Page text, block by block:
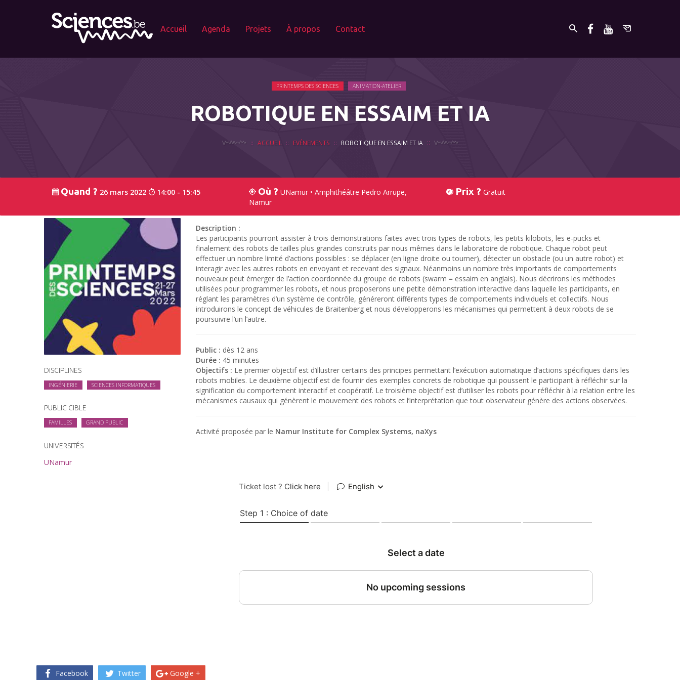
Accueil Agenda Projets À propos Contact
PRINTEMPS DES SCIENCES ANIMATION-ATELIER
ROBOTIQUE EN ESSAIM ET IA
ACCUEIL EVÉNEMENTS ROBOTIQUE EN ESSAIM ET IA
Quand ? 26 mars 2022 14:00 - 15:45 Où ? UNamur • Amphithéâtre Pedro Arrupe,
Namur
Prix ? Gratuit
DISCIPLINES
INGÉNIERIE SCIENCES INFORMATIQUES
PUBLIC CIBLE
FAMILLES GRAND PUBLIC
UNIVERSITÉS
UNamur
Description :
Les participants pourront assister à trois demonstrations faites avec trois types de robots, les petits kilobots, les e-pucks et
finalement des robots de tailles plus grandes construits par nous mêmes dans le laboratoire de robotique. Chaque robot peut
effectuer un nombre limité d’actions possibles : se déplacer (en ligne droite ou tourner), détecter un obstacle (ou un autre robot) et
interagir avec les autres robots en envoyant et recevant des signaux. Néanmoins un nombre très importants de comportements
nouveaux peut émerger de l’action coordonnée du groupe de robots (swarm = essaim en anglais). Nous décrirons les méthodes
utilisées pour programmer les robots, et nous proposerons une petite démonstration interactive dans laquelle les participants, en
réglant les paramètres d’un système de contrôle, généreront différents types de comportements individuels et collectifs. Nous
introduirons le concept de véhicules de Braitenberg et nous développerons les mécanismes qui permettent à deux robots de se
poursuivre l’un l’autre.
Public : dès 12 ans
Durée : 45 minutes
Objectifs : Le premier objectif est d’illustrer certains des principes permettant l’exécution automatique d’actions spécifiques dans les
robots mobiles. Le deuxième objectif est de fournir des exemples concrets de robotique qui poussent le participant à réfléchir sur la
signification du comportement interactif et coopératif. Le troisième objectif est d’utiliser les robots pour réfléchir à la relation entre les
mécanismes causaux qui génèrent le mouvement des robots et l’interprétation que tout observateur génère des actions observées.
Activité proposée par le Namur Institute for Complex Systems, naXys
Facebook Twitter Google +